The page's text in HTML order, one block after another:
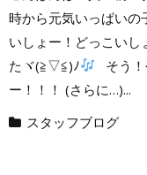
時から元気いっぱいの
いしょー！どっこいし
たヾ(≧▽≦)ﾉ
そう
ー！！！ (さらに…)...
スタッフブログ